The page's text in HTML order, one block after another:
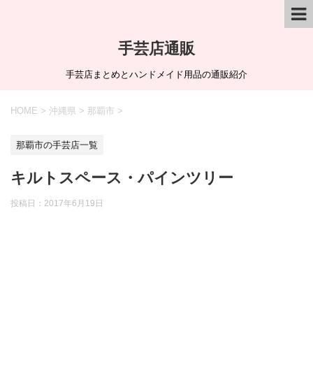
手芸店通販
手芸店まとめとハンドメイド用品の通販紹介
HOME > 沖縄県 > 那覇市 >
那覇市の手芸店一覧
キルトスペース・パインツリー
投稿日： 2017年6月19日